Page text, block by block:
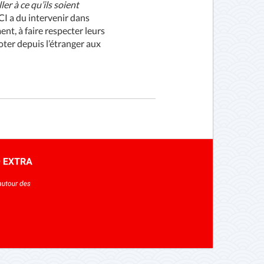
à ce qu’ils soient
a du intervenir dans
à faire respecter leurs
depuis l’étranger aux